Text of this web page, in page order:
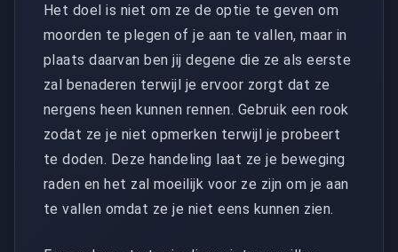
Het doel is niet om ze de optie te geven om
moorden te plegen of je aan te vallen, maar in
plaats daarvan ben jij degene die ze als eerste
zal benaderen terwijl je ervoor zorgt dat ze
nergens heen kunnen rennen. Gebruik een rook
zodat ze je niet opmerken terwijl je probeert
te doden. Deze handeling laat ze je beweging
raden en het zal moeilijk voor ze zijn om je aan
te vallen omdat ze je niet eens kunnen zien.